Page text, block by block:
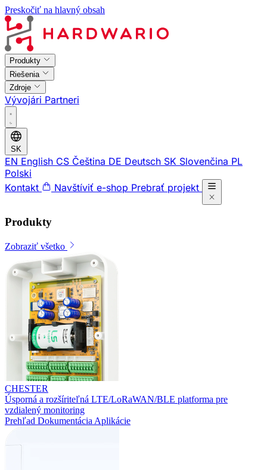
Preskočiť na hlavný obsah
Produkty
Riešenia
Zdroje
Vývojári Partneri
SK
EN English CS Čeština DE Deutsch SK Slovenčina PL
Polski
Kontakt
Navštíviť e-shop Prebrať projekt
Produkty
Zobraziť všetko
CHESTER
Úsporná a rozšíriteľná LTE/LoRaWAN/BLE platforma pre
vzdialený monitoring
Prehľad Dokumentácia Aplikácie